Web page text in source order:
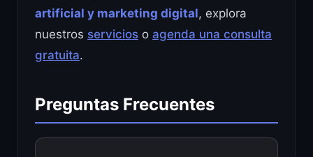
artificial y marketing digital, explora
nuestros servicios o agenda una consulta
gratuita.
Preguntas Frecuentes